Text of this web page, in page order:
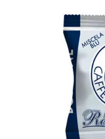
1000
compatibili
Marchio